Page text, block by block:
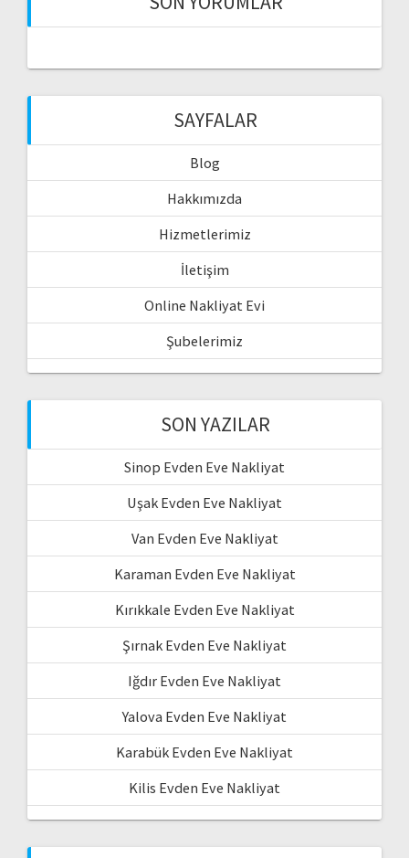
SAYFALAR
Blog
Hakkımızda
Hizmetlerimiz
İletişim
Online Nakliyat Evi
Şubelerimiz
SON YAZILAR
Sinop Evden Eve Nakliyat
Uşak Evden Eve Nakliyat
Van Evden Eve Nakliyat
Karaman Evden Eve Nakliyat
Kırıkkale Evden Eve Nakliyat
Şırnak Evden Eve Nakliyat
Iğdır Evden Eve Nakliyat
Yalova Evden Eve Nakliyat
Karabük Evden Eve Nakliyat
Kilis Evden Eve Nakliyat